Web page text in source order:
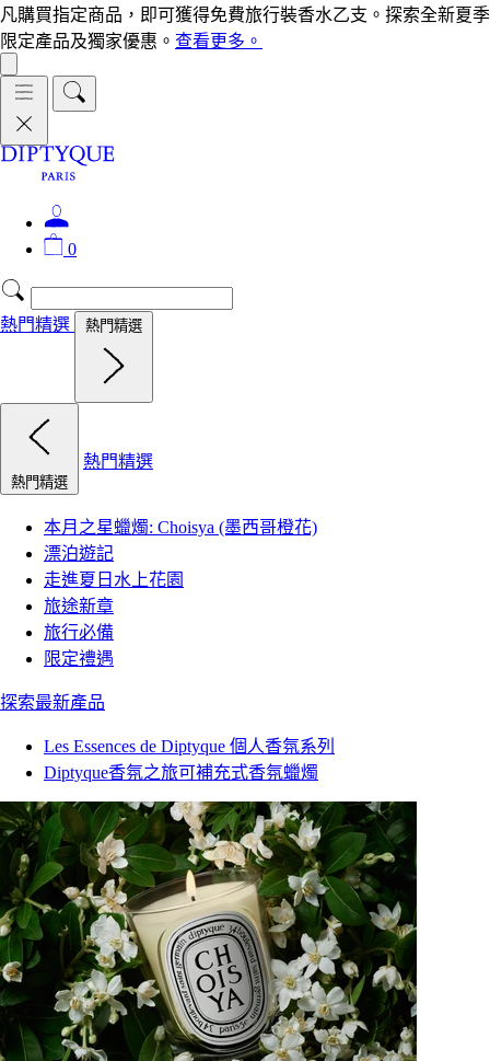
凡購買指定商品，即可獲得免費旅行裝香水乙支。探索全新夏季
限定產品及獨家優惠。 查看更多。
0
熱門精選 熱門精選
熱門精選
熱門精選
本月之星蠟燭: Choisya (墨西哥橙花)
漂泊遊記
走進夏日水上花園
旅途新章
旅行必備
限定禮遇
探索最新產品
Les Essences de Diptyque 個人香氛系列
Diptyque香氛之旅可補充式香氛蠟燭